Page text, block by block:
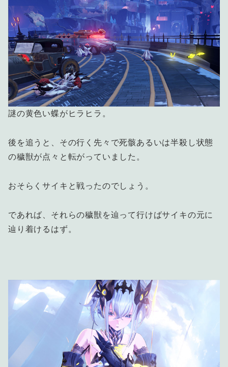
謎の黄色い蝶がヒラヒラ。
後を追うと、その行く先々で死骸あるいは半殺し状態
の穢獣が点々と転がっていました。
おそらくサイキと戦ったのでしょう。
であれば、それらの穢獣を辿って行けばサイキの元に
辿り着けるはず。